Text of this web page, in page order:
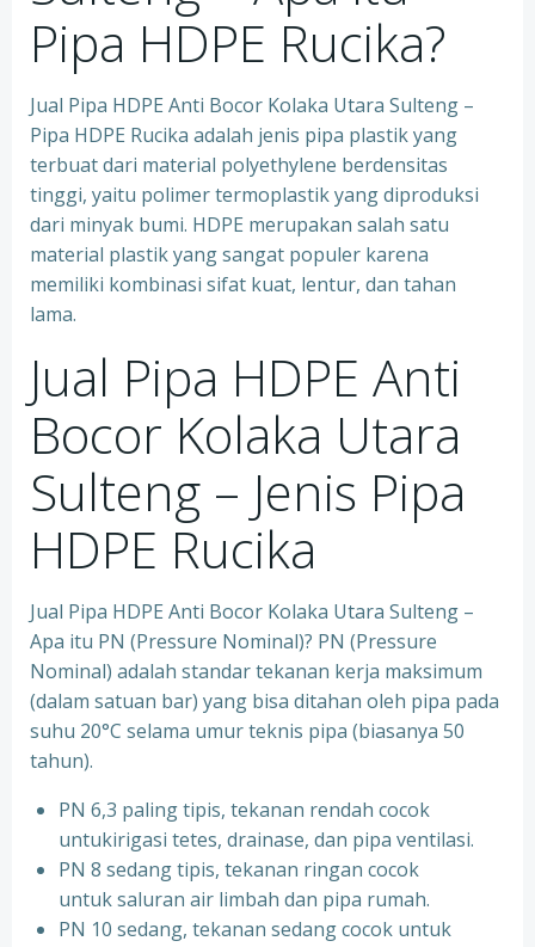
Pipa HDPE Rucika?
Jual Pipa HDPE Anti Bocor Kolaka Utara Sulteng –
Pipa HDPE Rucika adalah jenis pipa plastik yang
terbuat dari material polyethylene berdensitas
tinggi, yaitu polimer termoplastik yang diproduksi
dari minyak bumi. HDPE merupakan salah satu
material plastik yang sangat populer karena
memiliki kombinasi sifat kuat, lentur, dan tahan
lama.
Jual Pipa HDPE Anti
Bocor Kolaka Utara
Sulteng – Jenis Pipa
HDPE Rucika
Jual Pipa HDPE Anti Bocor Kolaka Utara Sulteng –
Apa itu PN (Pressure Nominal)? PN (Pressure
Nominal) adalah standar tekanan kerja maksimum
(dalam satuan bar) yang bisa ditahan oleh pipa pada
suhu 20°C selama umur teknis pipa (biasanya 50
tahun).
PN 6,3 paling tipis, tekanan rendah cocok
untukirigasi tetes, drainase, dan pipa ventilasi.
PN 8 sedang tipis, tekanan ringan cocok
untuk saluran air limbah dan pipa rumah.
PN 10 sedang, tekanan sedang cocok untuk